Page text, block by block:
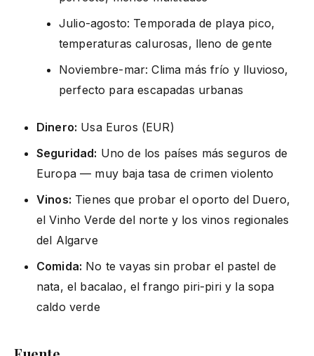
Julio-agosto: Temporada de playa pico,
temperaturas calurosas, lleno de gente
Noviembre-mar: Clima más frío y lluvioso,
perfecto para escapadas urbanas
Dinero: Usa Euros (EUR)
Seguridad: Uno de los países más seguros de
Europa — muy baja tasa de crimen violento
Vinos: Tienes que probar el oporto del Duero,
el Vinho Verde del norte y los vinos regionales
del Algarve
Comida: No te vayas sin probar el pastel de
nata, el bacalao, el frango piri-piri y la sopa
caldo verde